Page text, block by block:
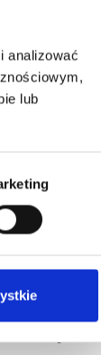
analizować
lub
Tatę!
czekają
więcej
Buduj z